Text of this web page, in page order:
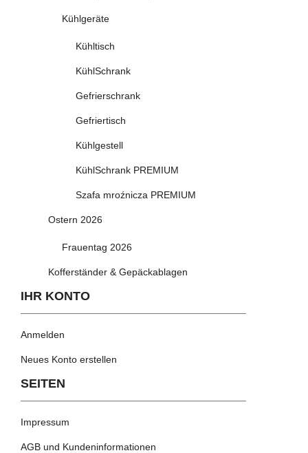
Kühlgeräte
Kühltisch
KühlSchrank
Gefrierschrank
Gefrier­tisch
Kühlgestell
KühlSchrank PREMIUM
Szafa mroźnicza PREMIUM
Ostern 2026
Frauentag 2026
Kofferständer & Gepäckablagen
IHR KONTO
Anmelden
Neues Konto erstellen
SEITEN
Impressum
AGB und Kundeninformationen